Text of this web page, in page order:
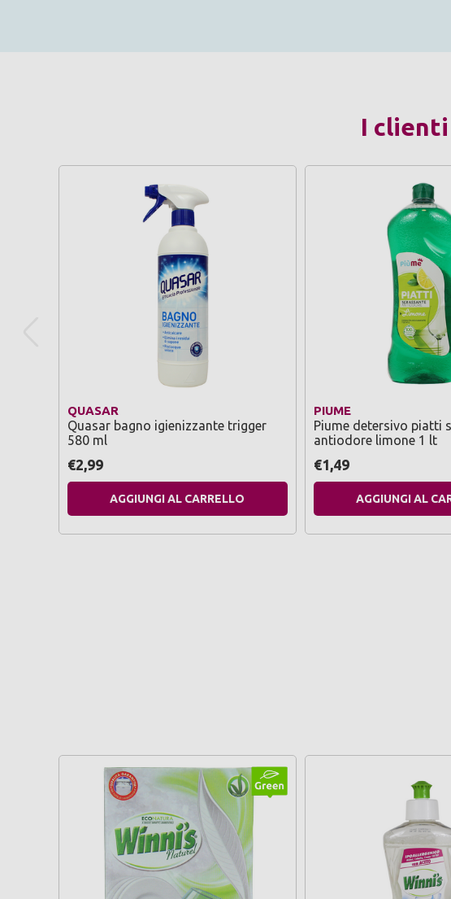
I clienti
QUASAR
Quasar bagno igienizzante trigger
580 ml
€2,99
AGGIUNGI AL CARRELLO
PIUME
Piume detersivo piatti
antiodore limone 1 lt
€1,49
AGGIUNGI AL